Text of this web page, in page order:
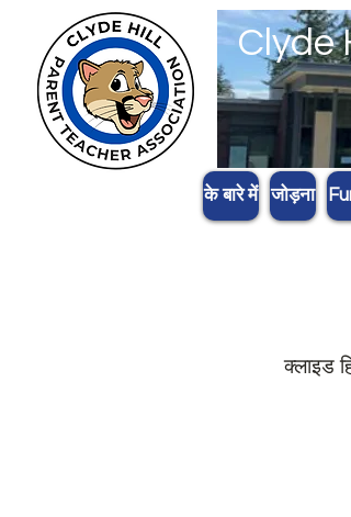
Clyde
के बारे में जोड़ना
क्लाइड